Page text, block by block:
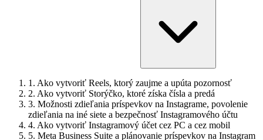
1. Ako vytvoriť Reels, ktorý zaujme a upúta pozornosť
2. Ako vytvoriť Storýčko, ktoré získa čísla a predá
3. Možnosti zdieľania príspevkov na Instagrame, povolenie
zdieľania na iné siete a bezpečnosť Instagramového účtu
4. Ako vytvoriť Instagramový účet cez PC a cez mobil
5. Meta Business Suite a plánovanie príspevkov na Instagram